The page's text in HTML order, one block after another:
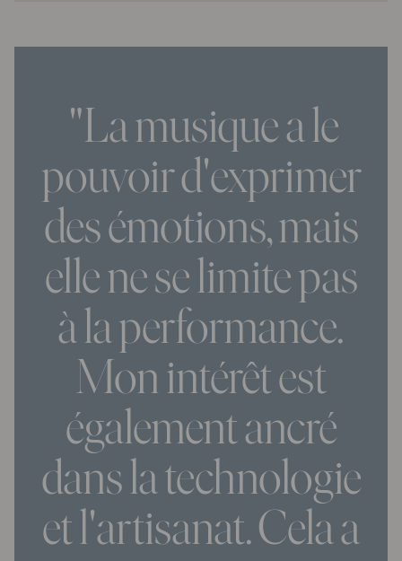
"La musique a le
pouvoir d'exprimer
des émotions, mais
elle ne se limite pas
à la performance.
Mon intérêt est
également ancré
dans la technologie
et l'artisanat. Cela a